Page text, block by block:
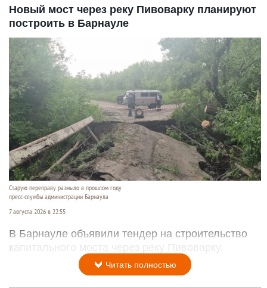
Новый мост через реку Пивоварку планируют
построить в Барнауле
Старую переправу размыло в прошлом году
пресс-службы администрации Барнаула
7 августа 2026 в 22:55
В Барнауле объявили тендер на строительство
капитального моста через реку Пивоварку.
Читать полностью